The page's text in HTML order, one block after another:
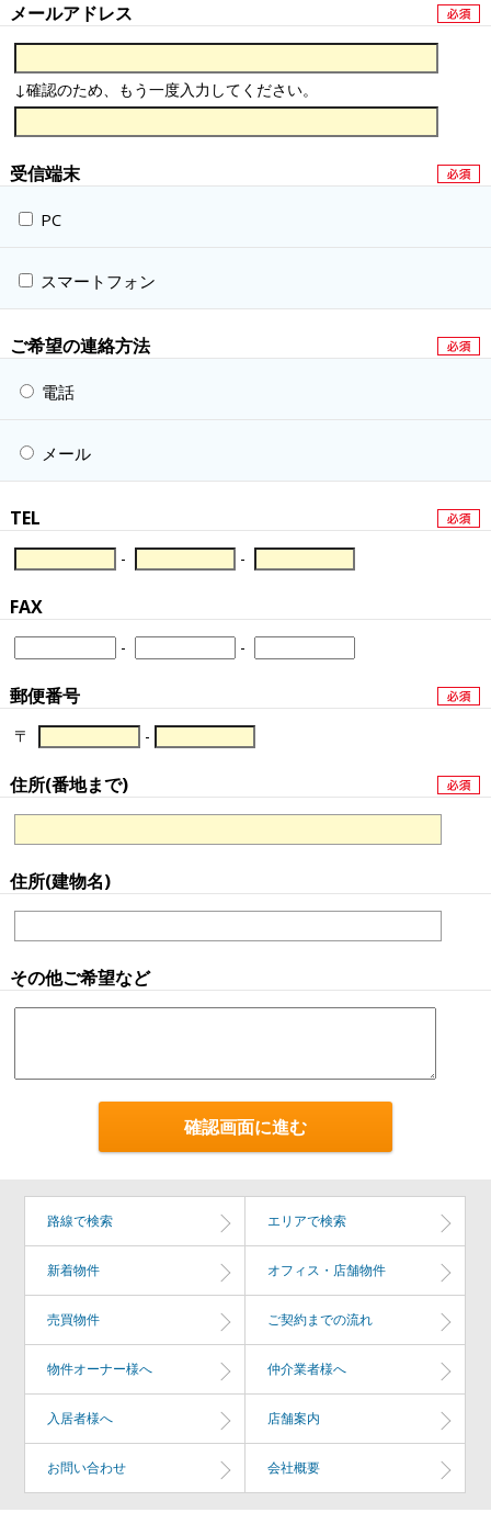
メールアドレス
↓確認のため、もう一度入力してください。
受信端末
PC
スマートフォン
ご希望の連絡方法
電話
メール
TEL
- -
FAX
- -
郵便番号
〒 -
住所(番地まで)
住所(建物名)
その他ご希望など
路線で検索 エリアで検索
新着物件 オフィス・店舗物件
売買物件 ご契約までの流れ
物件オーナー様へ 仲介業者様へ
入居者様へ 店舗案内
お問い合わせ 会社概要